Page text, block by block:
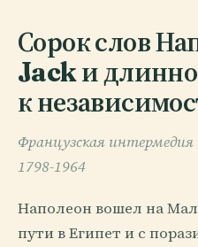
Сорок слов
Jack и
к
Французская
1798-1964
Наполеон вошел на
пути в Египет и с